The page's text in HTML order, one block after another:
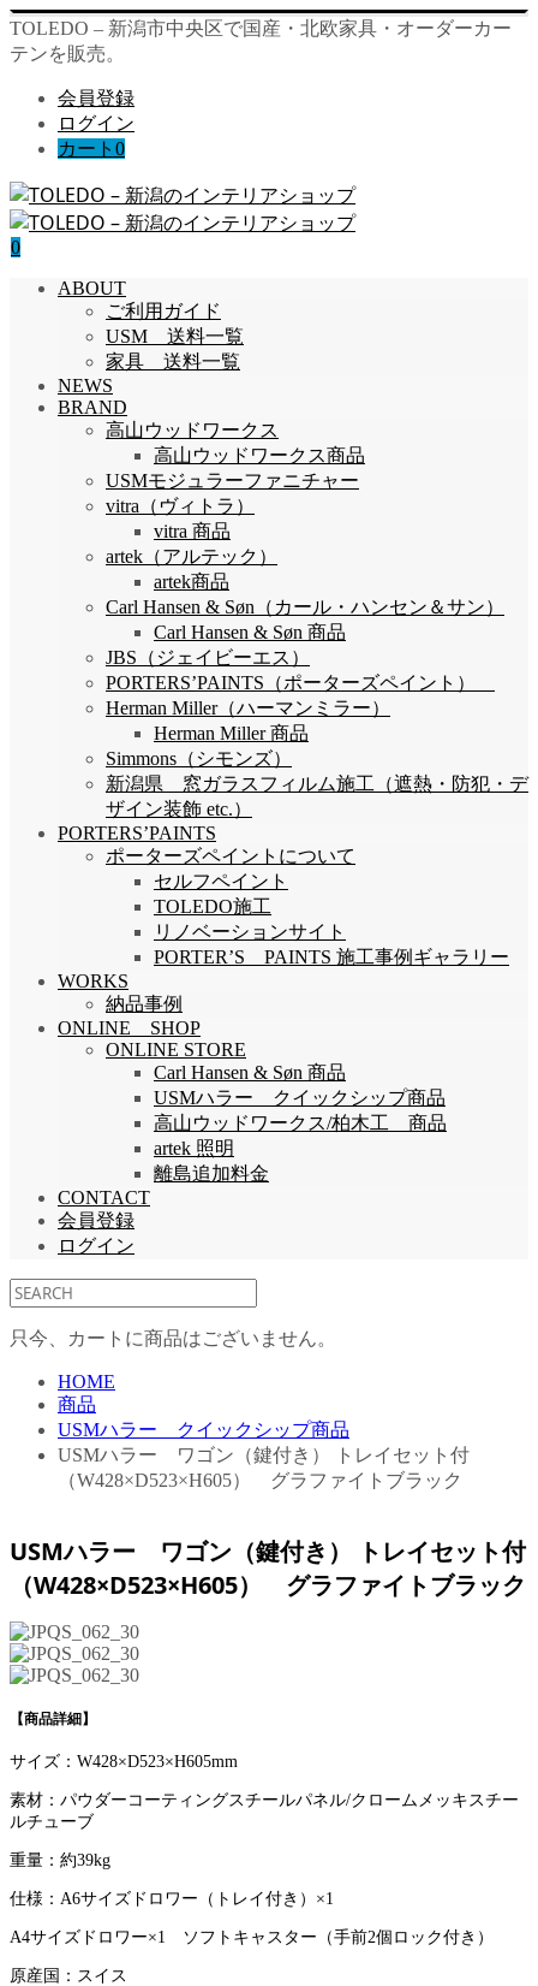
TOLEDO – 新潟市中央区で国産・北欧家具・オーダーカー
テンを販売。
会員登録
ログイン
カート 0
0
ABOUT
ご利用ガイド
USM 送料一覧
家具 送料一覧
NEWS
BRAND
高山ウッドワークス
高山ウッドワークス商品
USMモジュラーファニチャー
vitra（ヴィトラ）
vitra 商品
artek（アルテック）
artek商品
Carl Hansen & Søn（カール・ハンセン＆サン）
Carl Hansen & Søn 商品
JBS（ジェイビーエス）
PORTERS’PAINTS（ポーターズペイント）
Herman Miller（ハーマンミラー）
Herman Miller 商品
Simmons（シモンズ）
新潟県 窓ガラスフィルム施工（遮熱・防犯・デ
ザイン装飾 etc.）
PORTERS’PAINTS
ポーターズペイントについて
セルフペイント
TOLEDO施工
リノベーションサイト
PORTER’S PAINTS 施工事例ギャラリー
WORKS
納品事例
ONLINE SHOP
ONLINE STORE
Carl Hansen & Søn 商品
USMハラー クイックシップ商品
高山ウッドワークス/柏木工 商品
artek 照明
離島追加料金
CONTACT
会員登録
ログイン
只今、カートに商品はございません。
HOME
商品
USMハラー クイックシップ商品
USMハラー ワゴン（鍵付き） トレイセット付
（W428×D523×H605） グラファイトブラック
USMハラー ワゴン（鍵付き） トレイセット付
（W428×D523×H605） グラファイトブラック
【商品詳細】
サイズ：W428×D523×H605mm
素材：パウダーコーティングスチールパネル/クロームメッキスチー
ルチューブ
重量：約39kg
仕様：A6サイズドロワー（トレイ付き）×1
A4サイズドロワー×1 ソフトキャスター（手前2個ロック付き）
原産国：スイス